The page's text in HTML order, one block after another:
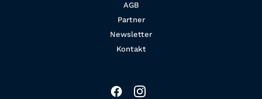
AGB
Partner
Newsletter
Kontakt